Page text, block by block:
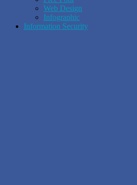
Web Design
Infographic
Information Security